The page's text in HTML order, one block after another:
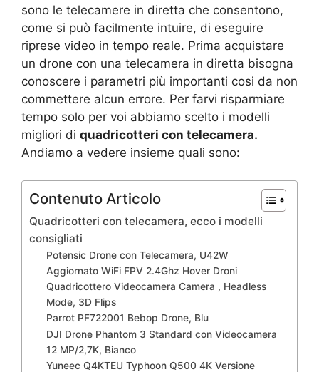
sono le telecamere in diretta che consentono,
come si può facilmente intuire, di eseguire
riprese video in tempo reale. Prima acquistare
un drone con una telecamera in diretta bisogna
conoscere i parametri più importanti cosi da non
commettere alcun errore. Per farvi risparmiare
tempo solo per voi abbiamo scelto i modelli
migliori di quadricotteri con telecamera.
Andiamo a vedere insieme quali sono:
Contenuto Articolo
Quadricotteri con telecamera, ecco i modelli
consigliati
Potensic Drone con Telecamera, U42W
Aggiornato WiFi FPV 2.4Ghz Hover Droni
Quadricottero Videocamera Camera , Headless
Mode, 3D Flips
Parrot PF722001 Bebop Drone, Blu
DJI Drone Phantom 3 Standard con Videocamera
12 MP/2,7K, Bianco
Yuneec Q4KTEU Typhoon Q500 4K Versione